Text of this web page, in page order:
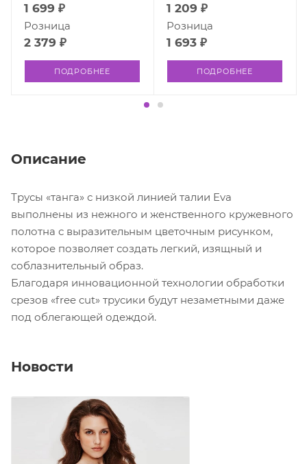
1 699 ₽
2 379 ₽
Розница
ПОДРОБНЕЕ
1 209 ₽
1 693 ₽
Розница
ПОДРОБНЕЕ
Описание
Трусы «танга» с низкой линией талии Eva
выполнены из нежного и женственного кружевного
полотна с выразительным цветочным рисунком,
которое позволяет создать легкий, изящный и
соблазнительный образ.
Благодаря инновационной технологии обработки
срезов «free cut» трусики будут незаметными даже
под облегающей одеждой.
Новости